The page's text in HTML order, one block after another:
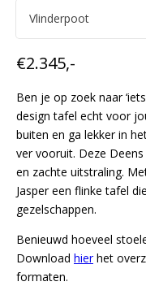
Normale
€2.345,-
Ben je op zoek naar
design tafel echt voor
buiten en ga lekker in
ver vooruit. Deze
en zachte uitstraling.
Jasper een flinke tafel
gezelschappen.
Benieuwd hoeveel
Download hierhet
formaten.